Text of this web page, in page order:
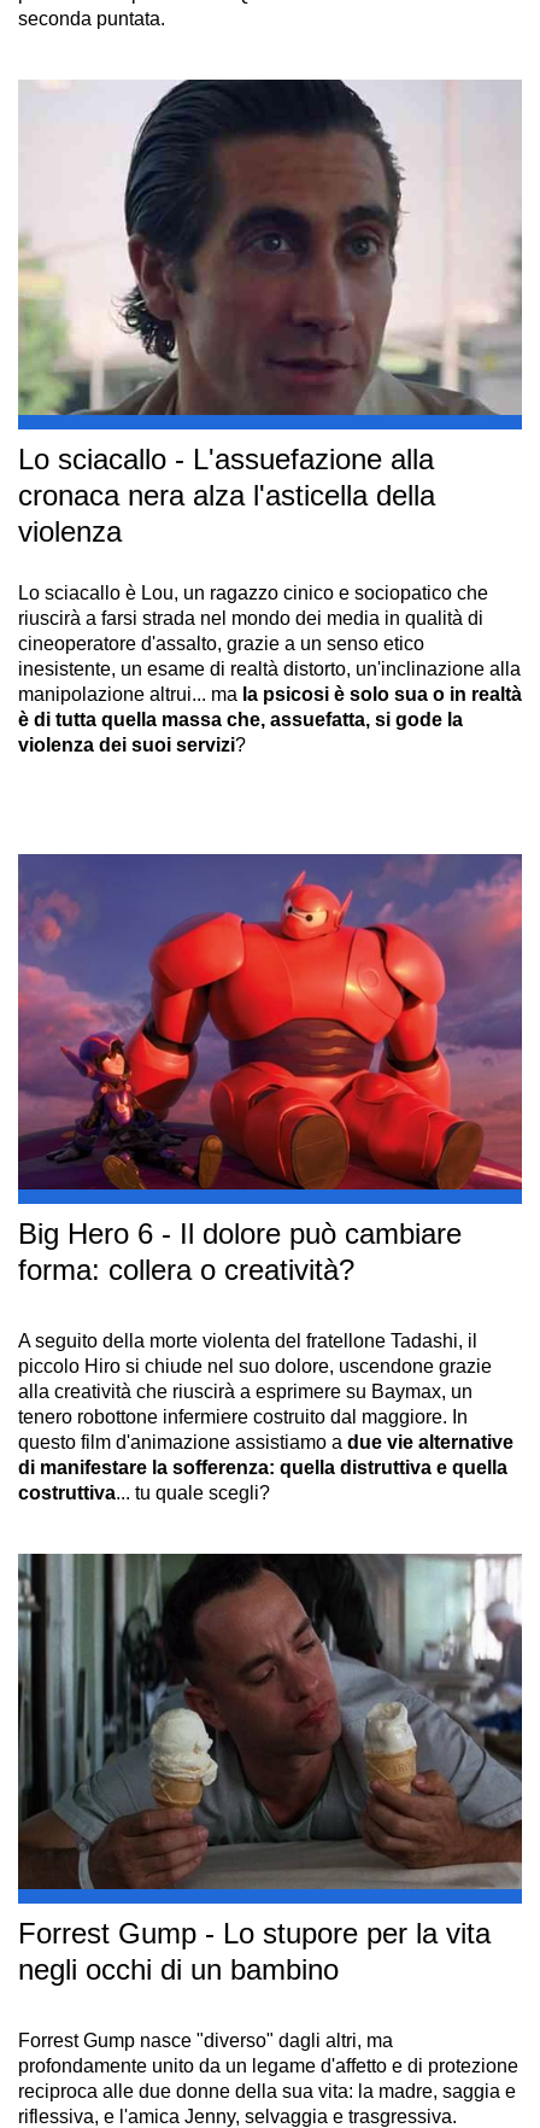
seconda puntata.
Lo sciacallo - L'assuefazione alla
cronaca nera alza l'asticella della
violenza
Lo sciacallo è Lou, un ragazzo cinico e sociopatico che
riuscirà a farsi strada nel mondo dei media in qualità di
cineoperatore d'assalto, grazie a un senso etico
inesistente, un esame di realtà distorto, un'inclinazione alla
manipolazione altrui... ma la psicosi è solo sua o in realtà
è di tutta quella massa che, assuefatta, si gode la
violenza dei suoi servizi?
Big Hero 6 - Il dolore può cambiare
forma: collera o creatività?
A seguito della morte violenta del fratellone Tadashi, il
piccolo Hiro si chiude nel suo dolore, uscendone grazie
alla creatività che riuscirà a esprimere su Baymax, un
tenero robottone infermiere costruito dal maggiore. In
questo film d'animazione assistiamo a due vie alternative
di manifestare la sofferenza: quella distruttiva e quella
costruttiva... tu quale scegli?
Forrest Gump - Lo stupore per la vita
negli occhi di un bambino
Forrest Gump nasce "diverso" dagli altri, ma
profondamente unito da un legame d'affetto e di protezione
reciproca alle due donne della sua vita: la madre, saggia e
riflessiva, e l'amica Jenny, selvaggia e trasgressiva.